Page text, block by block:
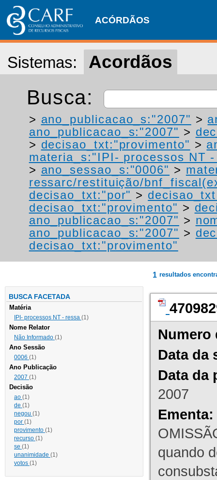
ACÓRDÃOS
Sistemas: Acordãos
Busca:
> ano_publicacao_s:"2007" >
ano_publicacao_s:"2007" >
> decisao_txt:"provimento" >
materia_s:"IPI- processos NT
> ano_sessao_s:"0006" >
ressarc/restituição/
decisao_txt:"por" >
decisao_txt:"provimento" >
ano_publicacao_s:"2007" >
ano_publicacao_s:"2007" >
decisao_txt:"provimento"
BUSCA FACETADA
Matéria
IPI- processos NT - ressa (1)
Nome Relator
Não Informado (1)
Ano Sessão
0006 (1)
Ano Publicação
2007 (1)
Decisão
ao (1)
de (1)
negou (1)
por (1)
provimento (1)
recurso (1)
se (1)
unanimidade (1)
votos (1)
1 resultados
Numero
Data da
Data da
2007
Ementa:
quando